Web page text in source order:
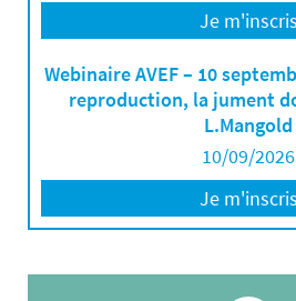
Je m'inscris
Webinaire AVEF – 10
reproduction, la jument
L.Mangold
10/09/2026
Je m'inscris